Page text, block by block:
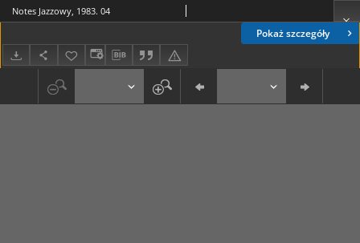
Pokaż szczegóły
Notes Jazzowy, 1983. 04